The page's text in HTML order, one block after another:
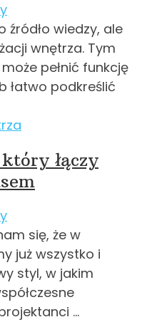
źródło wiedzy, ale
wnętrza. Tym
pełnić funkcję
łatwo podkreślić
łączy
się, że w
już wszystko i
styl, w jakim
…